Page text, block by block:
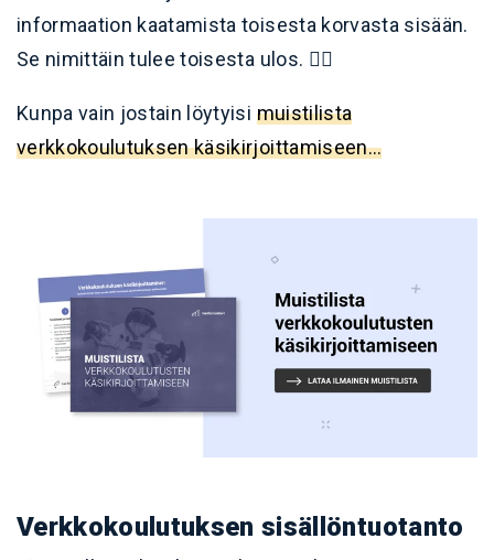
informaation kaatamista toisesta korvasta sisään.
Se nimittäin tulee toisesta ulos. 🙅‍♀️
Kunpa vain jostain löytyisi muistilista
verkkokoulutuksen käsikirjoittamiseen…
Verkkokoulutuksen sisällöntuotanto